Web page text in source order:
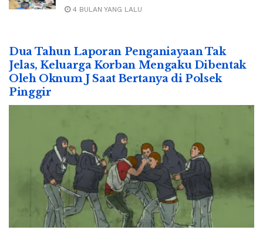
4 BULAN YANG LALU
Dua Tahun Laporan Penganiayaan Tak
Jelas, Keluarga Korban Mengaku Dibentak
Oleh Oknum J Saat Bertanya di Polsek
Pinggir